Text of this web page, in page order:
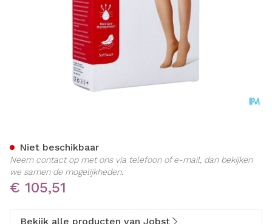
€ 105,51
Niet beschikbaar
Neem contact op met ons via telefoon of e-mail, dan bekijken
we samen de mogelijkheden.
Bekijk alle producten van Jobst